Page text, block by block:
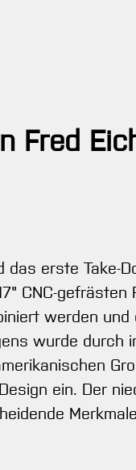
Fred
erste Take-
CNC-
werden und
wurde durch
ein. Der